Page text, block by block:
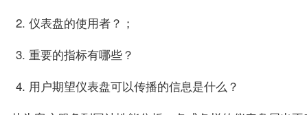
仪表盘的使用者？；
重要的指标有哪些？
用户期望仪表盘可以传播的信息是什么？